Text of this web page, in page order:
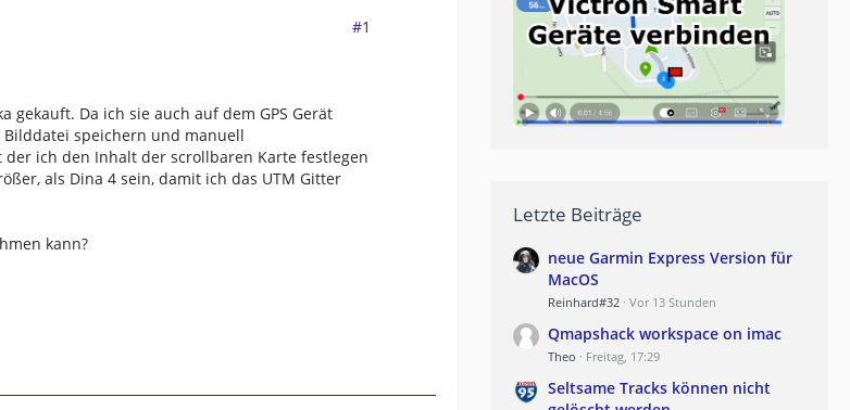
#1
gekauft. Da ich sie auch auf dem GPS Gerät
speichern und manuell
ich den Inhalt der scrollbaren Karte festlegen
als Dina 4 sein, damit ich das UTM Gitter
kann?
Letzte Beiträge
neue Garmin Express Version für
MacOS
Reinhard#32 Vor 13 Stunden
Qmapshack workspace on imac
Theo Freitag, 17:29
Seltsame Tracks können nicht